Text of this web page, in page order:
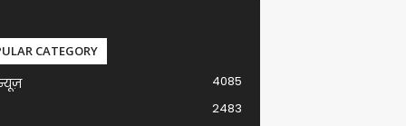
CATEGORY
4085
2483